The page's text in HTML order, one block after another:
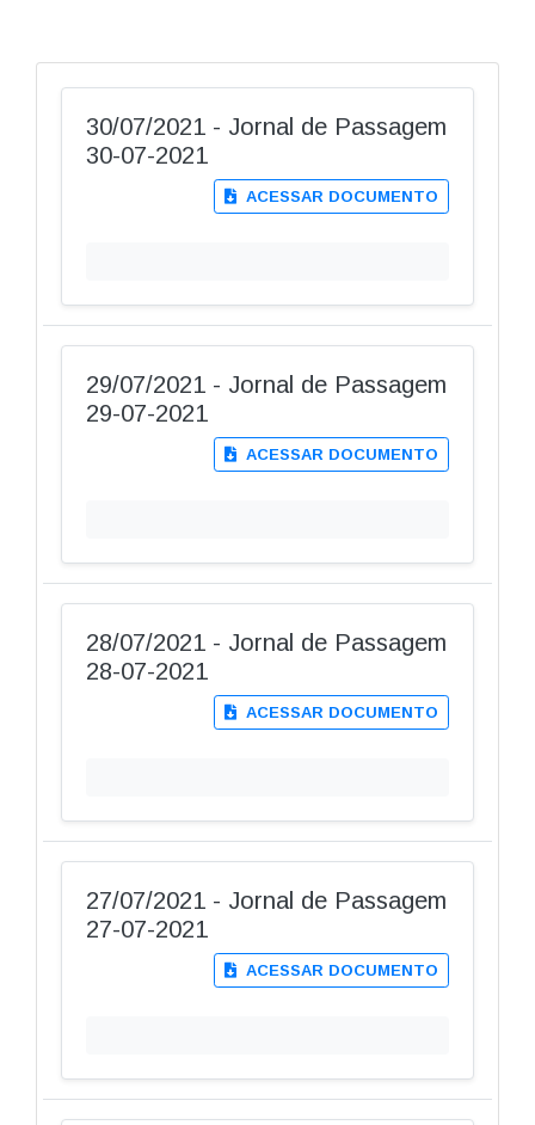
30/07/2021 - Jornal de Passagem
30-07-2021
ACESSAR DOCUMENTO
29/07/2021 - Jornal de Passagem
29-07-2021
ACESSAR DOCUMENTO
28/07/2021 - Jornal de Passagem
28-07-2021
ACESSAR DOCUMENTO
27/07/2021 - Jornal de Passagem
27-07-2021
ACESSAR DOCUMENTO